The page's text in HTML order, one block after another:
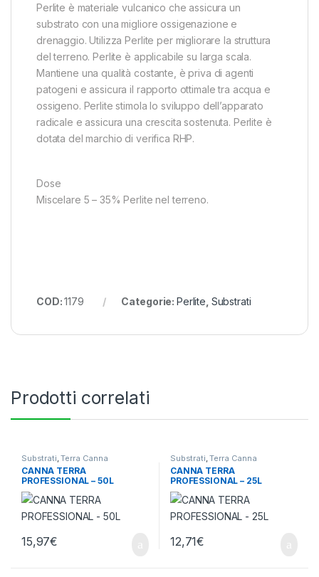
Perlite è materiale vulcanico che assicura un
substrato con una migliore ossigenazione e
drenaggio. Utilizza Perlite per migliorare la struttura
del terreno. Perlite è applicabile su larga scala.
Mantiene una qualità costante, è priva di agenti
patogeni e assicura il rapporto ottimale tra acqua e
ossigeno. Perlite stimola lo sviluppo dell’apparato
radicale e assicura una crescita sostenuta. Perlite è
dotata del marchio di verifica RHP.
Dose
Miscelare 5 – 35% Perlite nel terreno.
COD:1179 Categorie: Perlite Substrati
Prodotti correlati
Substrati ,Terra Canna
CANNA TERRA
PROFESSIONAL – 50L
15,97€
Substrati ,Terra Canna
CANNA TERRA
PROFESSIONAL – 25L
12,71€